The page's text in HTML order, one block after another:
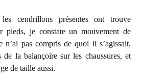
cendrillons présentes ont trouve
je constate un mouvement de
n’ai pas compris de quoi il s’agissait,
de la balançoire sur les chaussures, et
de taille aussi.